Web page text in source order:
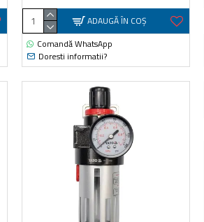
ADAUGĂ ÎN COŞ
Comandă WhatsApp
Doresti informatii?